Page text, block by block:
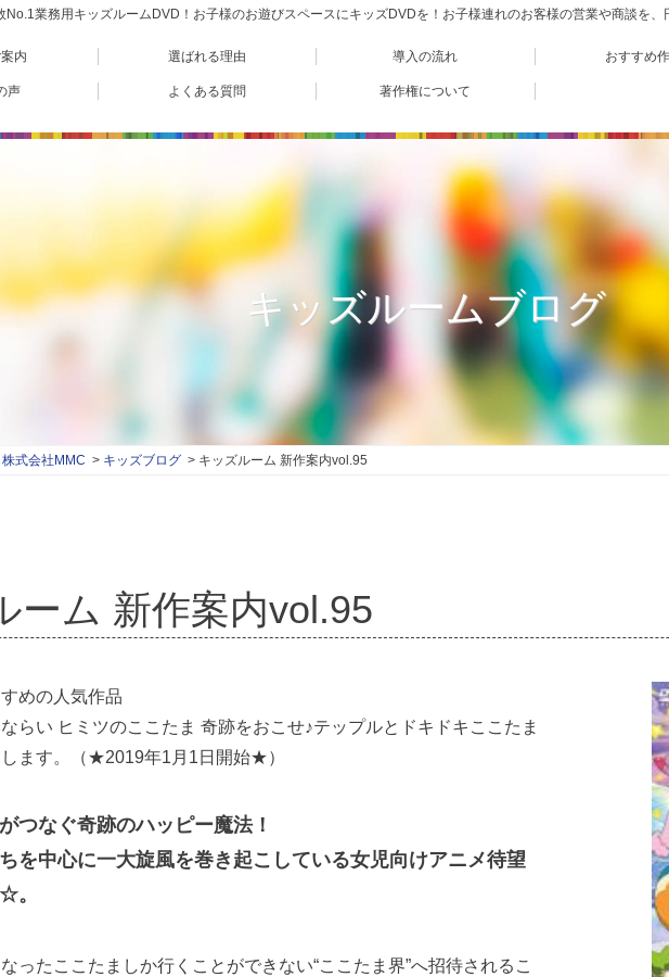
No.1業務用キッズルームDVD！お子様のお遊びスペースにキッズDVDを！お子様連れのお客様の営業や商談を
内 選ばれる理由 導入の流れ おすすめ
声 よくある質問 著作権について
キッズルームブログ
式会社MMC キッズブログ キッズルーム 新作案内vol.95
ルーム 新作案内vol.95
めの人気作品
ならい ヒミツのここたま 奇跡をおこせ♪テップルとドキドキここたま
ます。（★2019年1月1日開始★）
つなぐ奇跡のハッピー魔法！
を中心に一大旋風を巻き起こしている女児向けアニメ待望
。
ったここたましか行くことができない“ここたま界”へ招待されるこ